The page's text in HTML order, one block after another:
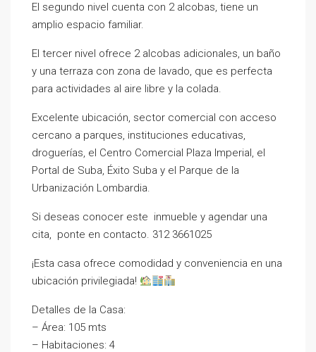
El segundo nivel cuenta con 2 alcobas, tiene un
amplio espacio familiar.
El tercer nivel ofrece 2 alcobas adicionales, un baño
y una terraza con zona de lavado, que es perfecta
para actividades al aire libre y la colada.
Excelente ubicación, sector comercial con acceso
cercano a parques, instituciones educativas,
droguerías, el Centro Comercial Plaza Imperial, el
Portal de Suba, Éxito Suba y el Parque de la
Urbanización Lombardia.
Si deseas conocer este inmueble y agendar una
cita, ponte en contacto. 312 3661025
¡Esta casa ofrece comodidad y conveniencia en una
ubicación privilegiada!
Detalles de la Casa:
– Área: 105 mts
– Habitaciones: 4